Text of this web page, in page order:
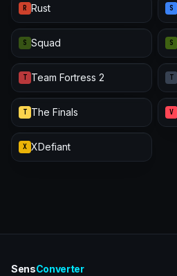
R Rust S
S Squad S
T Team Fortress 2 T
T The Finals V
X XDefiant
SensConverter